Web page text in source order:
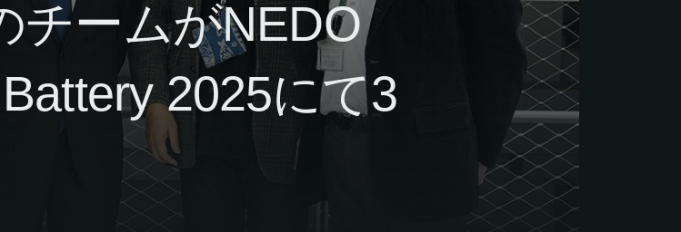
チームがNEDO
2025にて3